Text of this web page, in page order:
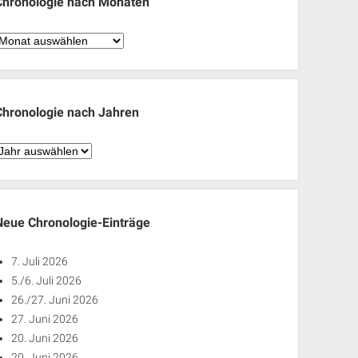
Chronologie
nach Jahren
Chronologie-Einträge
7. Juli 2026
5./6. Juli 2026
26./27. Juni 2026
27. Juni 2026
20. Juni 2026